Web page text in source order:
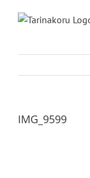
IMG_9599